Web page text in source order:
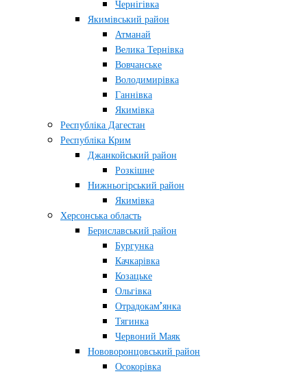
Чернігівка
Якимівський район
Атманай
Велика Тернівка
Вовчанське
Володимирівка
Ганнівка
Якимівка
Республіка Дагестан
Республіка Крим
Джанкойський район
Розкішне
Нижньогірський район
Якимівка
Херсонська область
Бериславський район
Бургунка
Качкарівка
Козацьке
Ольгівка
Отрадокам’янка
Тягинка
Червоний Маяк
Нововоронцовський район
Осокорівка